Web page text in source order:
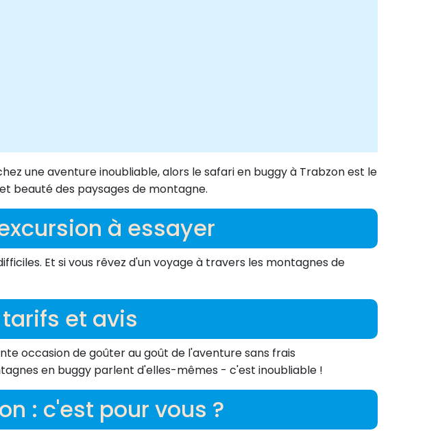
une aventure inoubliable, alors le safari en buggy à Trabzon est le
beauté des paysages de montagne.
à essayer
Et si vous rêvez d'un voyage à travers les montagnes de
et avis
occasion de goûter au goût de l'aventure sans frais
en buggy parlent d'elles-mêmes - c'est inoubliable !
: c'est pour vous ?